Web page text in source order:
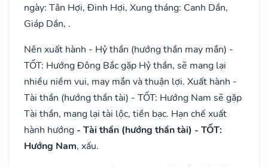
ngày: Tân Hợi, Đinh Hợi, Xung tháng: Canh Dần,
Giáp Dần, .
Nên xuất hành - Hỷ thần (hướng thần may mắn) -
TỐT: Hướng Đông Bắc gặp Hỷ thần, sẽ mang lại
nhiều niềm vui, may mắn và thuận lợi. Xuất hành -
Tài thần (hướng thần tài) - TỐT: Hướng Nam sẽ gặp
Tài thần, mang lại tài lộc, tiền bạc. Hạn chế xuất
hành hướng - Tài thần (hướng thần tài) - TỐT:
Hướng Nam, xấu.